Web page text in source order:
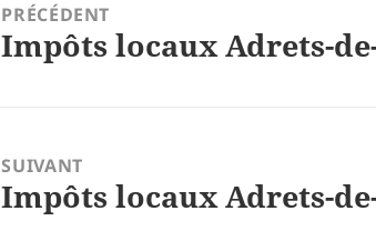
PRÉCÉDENT
Article
Impôts locaux Adrets-
SUIVANT
Article
Impôts locaux Adrets-